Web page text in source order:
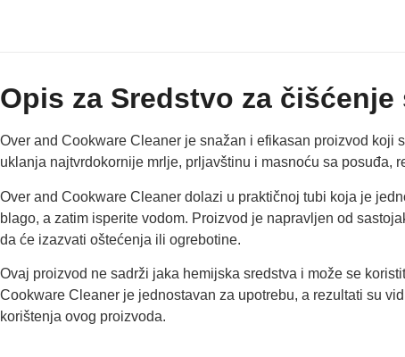
Opis za Sredstvo za čišćenje
Over and Cookware Cleaner je snažan i efikasan proizvod
uklanja najtvrdokornije mrlje, prljavštinu i masnoću sa posuđa,
Over and Cookware Cleaner dolazi u praktičnoj tubi koja je
blago, a zatim isperite vodom. Proizvod je napravljen od
da će izazvati oštećenja ili ogrebotine.
Ovaj proizvod ne sadrži jaka hemijska sredstva i može se
Cookware Cleaner je jednostavan za upotrebu, a rezultati su
korištenja ovog proizvoda.